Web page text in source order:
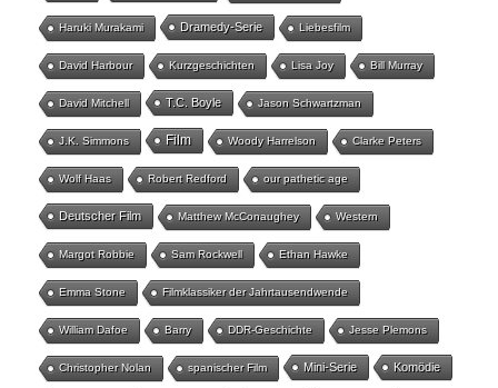
Haruki Murakami Dramedy-Serie Liebesfilm
David Harbour Kurzgeschichten Lisa Joy Bill Murray
David Mitchell T.C. Boyle Jason Schwartzman
J.K. Simmons Film Woody Harrelson Clarke Peters
Wolf Haas Robert Redford our pathetic age
Deutscher Film Matthew McConaughey Western
Margot Robbie Sam Rockwell Ethan Hawke
Emma Stone Filmklassiker der Jahrtausendwende
William Dafoe Barry DDR-Geschichte Jesse Plemons
Christopher Nolan spanischer Film Mini-Serie Komödie